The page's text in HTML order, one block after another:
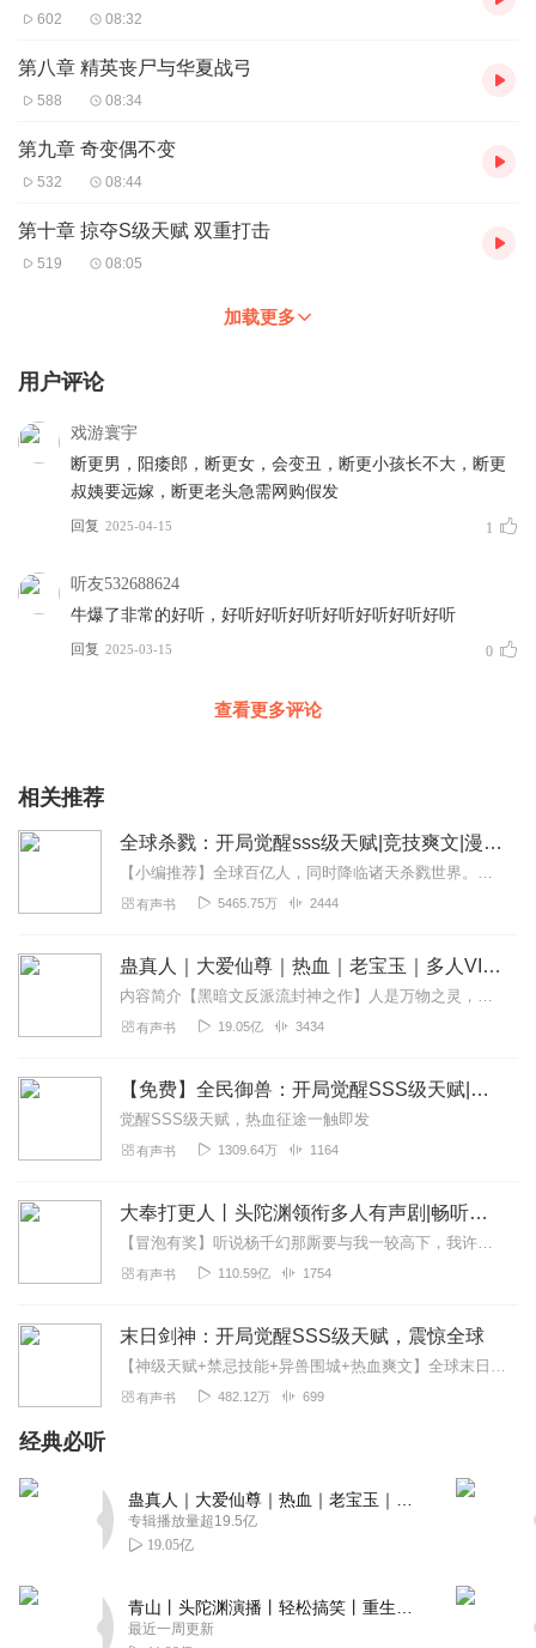
602 08:32
第八章 精英丧尸与华夏战弓
588 08:34
第九章 奇变偶不变
532 08:44
第十章 掠夺S级天赋 双重打击
519 08:05
加载更多
用户评论
戏游寰宇
断更男，阳痿郎，断更女，会变丑，断更小孩长不大，断更
叔姨要远嫁，断更老头急需网购假发
回复 2025-04-15 1
听友532688624
牛爆了非常的好听，好听好听好听好听好听好听好听
回复 2025-03-15 0
查看更多评论
相关推荐
全球杀戮：开局觉醒sss级天赋|竞技爽文|漫改原著
【小编推荐】全球百亿人，同时降临诸天杀戮世界。秦风开局就觉醒了无上天赋：SSS级天赋——无尽提取！他可以提取一切！包括提取神魔！【简介】【飞卢中文网独家签约作品...
有声书 5465.75万 2444
蛊真人｜大爱仙尊｜热血｜老宝玉｜多人VIP免费有声剧
内容简介【黑暗文反派流封神之作】人是万物之灵，蛊是天地真精。一个穿越者不断重生的故事。一个养蛊、炼蛊、用蛊的奇特世界。配音组（男角色）老宝玉旁白...
有声书 19.05亿 3434
【免费】全民御兽：开局觉醒SSS级天赋|热血|爽文|金手指|扮猪吃虎|异兽流
觉醒SSS级天赋，热血征途一触即发
有声书 1309.64万 1164
大奉打更人丨头陀渊领衔多人有声剧|畅听全集|王鹤棣、田曦薇主演影视剧原著|卖报小郎君
【冒泡有奖】听说杨千幻那厮要与我一较高下，我许七安要开始装叉了！快进入声音播放页戳下方输入框，冒个泡偷偷告诉我，我要用哪些诗词才能胜过他？说得好的，有赏！202...
有声书 110.59亿 1754
末日剑神：开局觉醒SSS级天赋，震惊全球
【神级天赋+禁忌技能+异兽围城+热血爽文】全球末日降临，丧尸横行，人类陷入绝望深渊！就在此时，一位少年横空出世，觉醒SSS级天赋——【末日剑神】！只要学习最普...
有声书 482.12万 699
经典必听
专辑播放量超19.5亿
19.05亿
最近一周更新